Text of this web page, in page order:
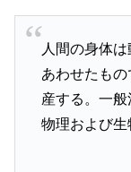
人間の身体
あわせたも
産する。一
物理および生